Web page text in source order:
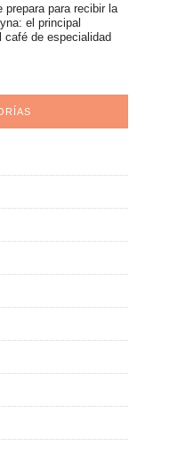
prepara para recibir la
el principal
café de especialidad